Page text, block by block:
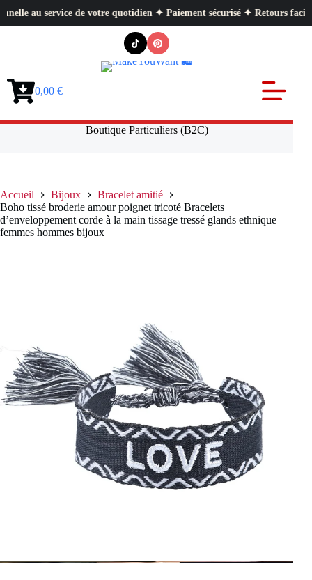
service de votre quotidien ✦ Paiement sécurisé ✦ Retours faciles
Panier0,00 €
Boutique Particuliers (B2C)
Accueil Bijoux
Bracelet amitié
Boho tissé broderie amour poignet tricoté Bracelets
d’enveloppement corde à la main tissage tressé glands ethnique
femmes hommes bijoux